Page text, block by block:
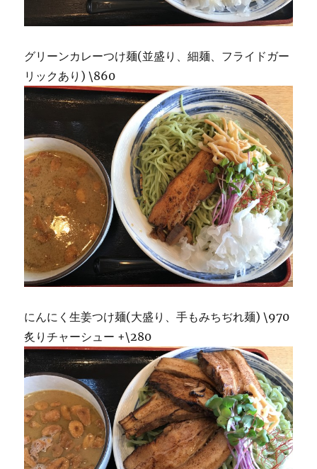
グリーンカレーつけ麺(並盛り、細麺、フライドガー
リックあり) \860
にんにく生姜つけ麺(大盛り、手もみちぢれ麺) \970
炙りチャーシュー +\280